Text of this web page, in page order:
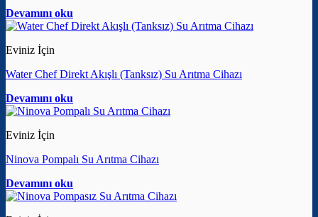
Devamını oku
Eviniz İçin
Water Chef Direkt Akışlı (Tanksız) Su Arıtma Cihazı
Devamını oku
Eviniz İçin
Ninova Pompalı Su Arıtma Cihazı
Devamını oku